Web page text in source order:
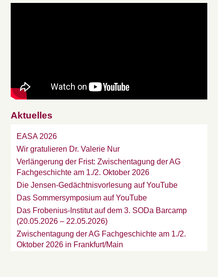
Aktuelles
EASA 2026
Wir gratulieren Dr. Valerie Nur
Verlängerung der Frist: Zwischentagung der AG
Fachgeschichte am 1./2. Oktober 2026
Die Jensen-Gedächtnisvorlesung auf YouTube
Das Sommersymposium auf YouTube
Das Frobenius-Institut auf dem 3. SODa Barcamp
(20.05.2026 – 22.05.2026)
Zwischentagung der AG Fachgeschichte am 1./2.
Oktober 2026 in Frankfurt/Main